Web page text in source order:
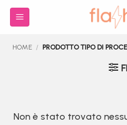
Salta
HOME / PRODOTTO TIPO DI
Non è stato trovato